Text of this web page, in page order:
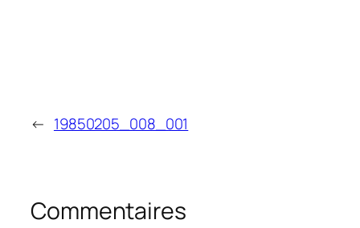
← 19850205_008_001
Commentaires